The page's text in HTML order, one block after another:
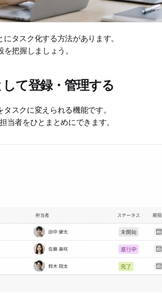
タスク化する方法があります。
把握しましょう。
て登録・管理する
スクに変えられる機能です。
当者をひとまとめにできます。